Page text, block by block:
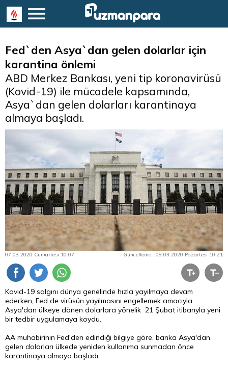
Fed`den Asya`dan gelen dolarlar için
karantina önlemi
ABD Merkez Bankası, yeni tip koronavirüsü
(Kovid-19) ile mücadele kapsamında,
Asya`dan gelen dolarları karantinaya
almaya başladı.
07.03.2020 Cumartesi 10:07 Güncelleme : 09.03.2020 Pazartesi 10:21
Kovid-19 salgını dünya genelinde hızla yayılmaya devam
ederken, Fed de virüsün yayılmasını engellemek amacıyla
Asya'dan ülkeye dönen dolarlara yönelik 21 Şubat itibarıyla yeni
bir tedbir uygulamaya koydu.
AA muhabirinin Fed'den edindiği bilgiye göre, banka Asya'dan
gelen dolarları ülkede yeniden kullanıma sunmadan önce
karantinaya almaya başladı.